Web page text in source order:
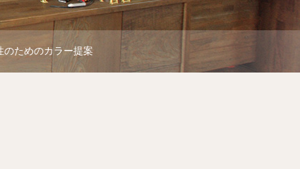
のためのカラー提案